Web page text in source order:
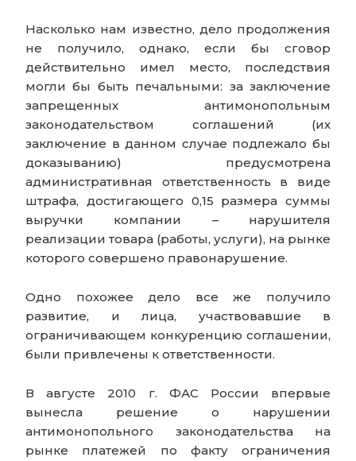
Насколько нам известно, дело продолжения
не получило, однако, если бы сговор
действительно имел место, последствия
могли бы быть печальными: за заключение
запрещенных антимонопольным
законодательством соглашений (их
заключение в данном случае подлежало бы
доказыванию) предусмотрена
административная ответственность в виде
штрафа, достигающего 0,15 размера суммы
выручки компании – нарушителя
реализации товара (работы, услуги), на рынке
которого совершено правонарушение.
Одно похожее дело все же получило
развитие, и лица, участвовавшие в
ограничивающем конкуренцию соглашении,
были привлечены к ответственности.
В августе 2010 г. ФАС России впервые
вынесла решение о нарушении
антимонопольного законодательства на
рынке платежей по факту ограничения